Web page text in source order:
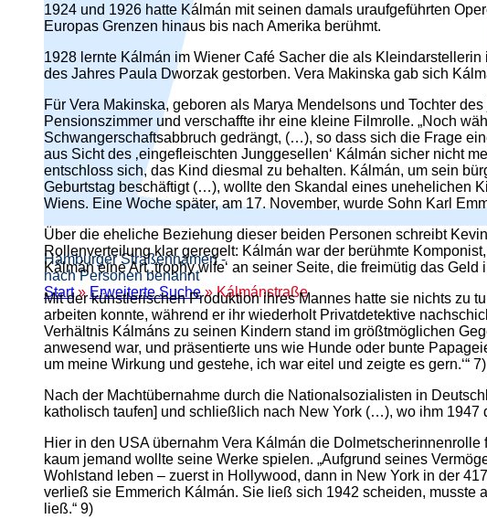
Hamburger Straßennamen -
nach Personen benannt
Start» Erweiterte Suche» Kálmánstraße
1924 und 1926 hatte Kálmán mit seinen damals uraufgeführten
Europas Grenzen hinaus bis nach Amerika berühmt.
1928 lernte Kálmán im Wiener Café Sacher die als
des Jahres Paula Dworzak gestorben. Vera Makinska gab sich
Für Vera Makinska, geboren als Marya Mendelsons und Tochter
Pensionszimmer und verschaffte ihr eine kleine Filmrolle. „Noch
Schwangerschaftsabbruch gedrängt, (…), so dass sich die Frage
aus Sicht des ‚eingefleischten Junggesellen‘ Kálmán sicher nicht
entschloss sich, das Kind diesmal zu behalten. Kálmán, um sein
Geburtstag beschäftigt (…), wollte den Skandal eines unehelichen
Wiens. Eine Woche später, am 17. November, wurde Sohn Karl
Über die eheliche Beziehung dieser beiden Personen schreibt
Rollenverteilung klar geregelt: Kálmán war der berühmte
Kálmán eine Art ‚trophy wife‘ an seiner Seite, die freimütig das
Mit der künstlerischen Produktion ihres Mannes hatte sie nichts zu
arbeiten konnte, während er ihr wiederholt Privatdetektive
Verhältnis Kálmáns zu seinen Kindern stand im größtmöglichen
anwesend war, und präsentierte uns wie Hunde oder bunte
um meine Wirkung und gestehe, ich war eitel und zeigte es gern.‘“ 7)
Nach der Machtübernahme durch die Nationalsozialisten in
katholisch taufen] und schließlich nach New York (…), wo ihm 1947
Hier in den USA übernahm Vera Kálmán die
kaum jemand wollte seine Werke spielen. „Aufgrund seines
Wohlstand leben – zuerst in Hollywood, dann in New York in der
verließ sie Emmerich Kálmán. Sie ließ sich 1942 scheiden,
ließ.“ 9)